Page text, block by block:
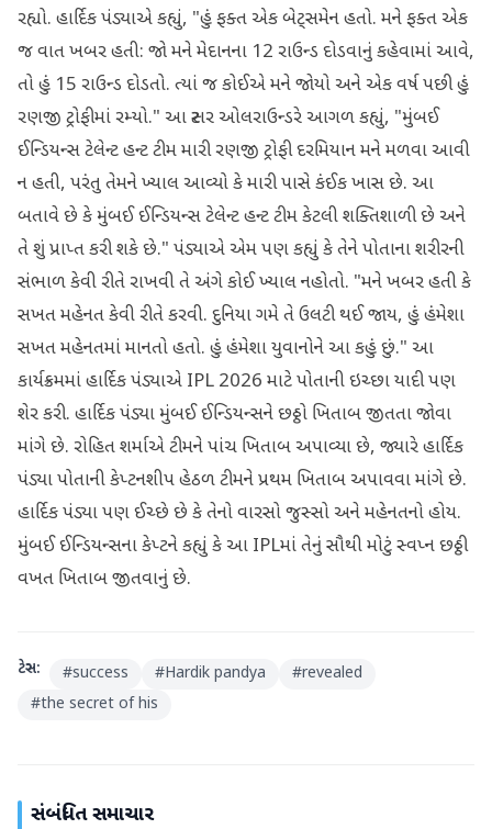
રહ્યો. હાર્દિક પંડ્યાએ કહ્યું, "હું ફક્ત એક બેટ્સમેન હતો. મને ફક્ત એક
જ વાત ખબર હતી: જો મને મેદાનના 12 રાઉન્ડ દોડવાનું કહેવામાં આવે,
તો હું 15 રાઉન્ડ દોડતો. ત્યાં જ કોઈએ મને જોયો અને એક વર્ષ પછી હું
રણજી ટ્રોફીમાં રમ્યો." આ સ્ટાર ઓલરાઉન્ડરે આગળ કહ્યું, "મુંબઈ
ઈન્ડિયન્સ ટેલેન્ટ હન્ટ ટીમ મારી રણજી ટ્રોફી દરમિયાન મને મળવા આવી
ન હતી, પરંતુ તેમને ખ્યાલ આવ્યો કે મારી પાસે કંઈક ખાસ છે. આ
બતાવે છે કે મુંબઈ ઈન્ડિયન્સ ટેલેન્ટ હન્ટ ટીમ કેટલી શક્તિશાળી છે અને
તે શું પ્રાપ્ત કરી શકે છે." પંડ્યાએ એમ પણ કહ્યું કે તેને પોતાના શરીરની
સંભાળ કેવી રીતે રાખવી તે અંગે કોઈ ખ્યાલ નહોતો. "મને ખબર હતી કે
સખત મહેનત કેવી રીતે કરવી. દુનિયા ગમે તે ઉલટી થઈ જાય, હું હંમેશા
સખત મહેનતમાં માનતો હતો. હું હંમેશા યુવાનોને આ કહું છું." આ
કાર્યક્રમમાં હાર્દિક પંડ્યાએ IPL 2026 માટે પોતાની ઇચ્છા યાદી પણ
શેર કરી. હાર્દિક પંડ્યા મુંબઈ ઈન્ડિયન્સને છઠ્ઠો ખિતાબ જીતતા જોવા
માંગે છે. રોહિત શર્માએ ટીમને પાંચ ખિતાબ અપાવ્યા છે, જ્યારે હાર્દિક
પંડ્યા પોતાની કેપ્ટનશીપ હેઠળ ટીમને પ્રથમ ખિતાબ અપાવવા માંગે છે.
હાર્દિક પંડ્યા પણ ઈચ્છે છે કે તેનો વારસો જુસ્સો અને મહેનતનો હોય.
મુંબઈ ઈન્ડિયન્સના કેપ્ટને કહ્યું કે આ IPLમાં તેનું સૌથી મોટું સ્વપ્ન છઠ્ઠી
વખત ખિતાબ જીતવાનું છે.
ટેગ્સ: #success #Hardik pandya #revealed
#the secret of his
સંબંધિત સમાચાર